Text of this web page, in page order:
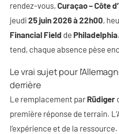
rendez-vous, Curaçao – Côte
jeudi 25 juin 2026 à 22h00,
Financial Field de Philadelphia
tend, chaque absence pèse
Le vrai sujet pour
derrière
Le remplacement par Rüdiger
première réponse de terrain.
l’expérience et de la